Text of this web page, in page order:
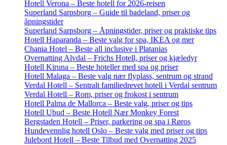
Hotell Verona – Beste hotell for 2026-reisen
Superland Sarpsborg – Guide til badeland, priser og
åpningstider
Superland Sarpsborg – Åpningstider, priser og praktiske tips
Hotell Haparanda – Beste valg for spa, IKEA og mer
Chania Hotel – Beste all inclusive i Platanias
Overnatting Alvdal – Frichs Hotell, priser og kjæledyr
Hotell Kiruna – Beste hoteller med spa og priser
Hotell Malaga – Beste valg nær flyplass, sentrum og strand
Verdal Hotell – Sentralt familiedrevet hotell i Verdal sentrum
Verdal Hotell – Rom, priser og frokost i sentrum
Hotell Palma de Mallorca – Beste valg, priser og tips
Hotell Ubud – Beste Hotell Nær Monkey Forest
Bergstaden Hotell – Priser, parkering og spa i Røros
Hundevennlig hotell Oslo – Beste valg med priser og tips
Julebord Hotell – Beste Tilbud med Overnatting 2025